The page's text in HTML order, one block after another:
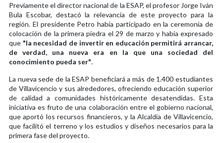
Previamente el director nacional de la ESAP, el profesor Jorge Iván
Bula Escobar, destacó la relevancia de este proyecto para la
región. El presidente Petro había participado en la ceremonia de
colocación de la primera piedra el 29 de marzo y había expresado
que "la necesidad de invertir en educación permitirá arrancar,
de verdad, una nueva era en la que una sociedad del
conocimiento pueda ser".
La nueva sede de la ESAP beneficiará a más de 1.400 estudiantes
de Villavicencio y sus alrededores, ofreciendo educación superior
de calidad a comunidades históricamente desatendidas. Esta
iniciativa es fruto de una colaboración entre el gobierno nacional,
que aportó los recursos financieros, y la Alcaldía de Villavicencio,
que facilitó el terreno y los estudios y diseños necesarios para la
primera fase del proyecto.